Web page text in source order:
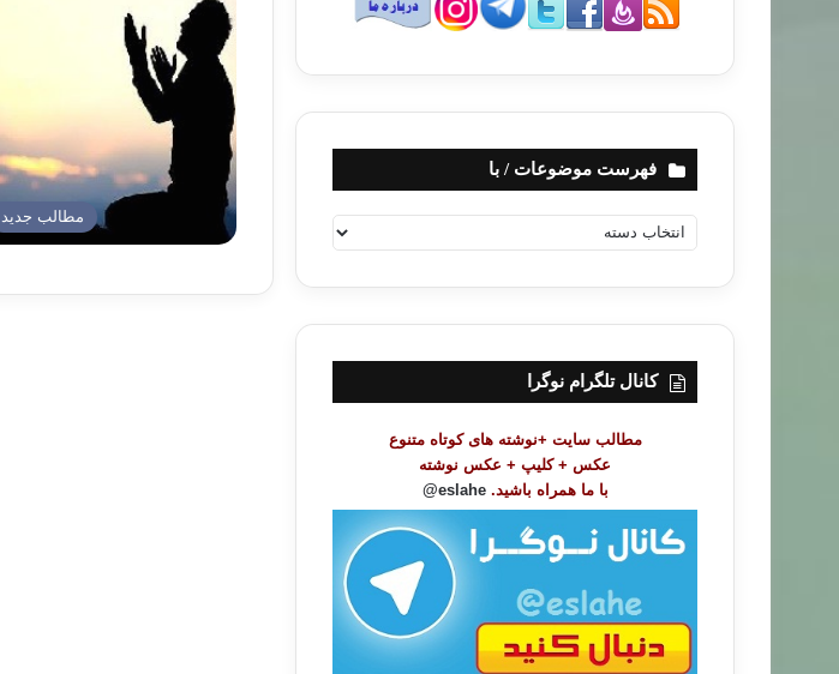
مطالب جدید
فهرست موضوعات / با
ه
ت
ض
کانال تلگرام نوگرا
مطالب سایت +نوشته های کوتاه متنوع
عکس + کلیپ + عکس نوشته
با ما همراه باشید. eslahe@